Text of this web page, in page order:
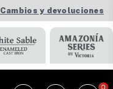
Cambios y devoluciones
0